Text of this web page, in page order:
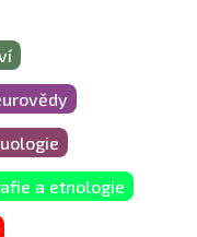
a etnologie